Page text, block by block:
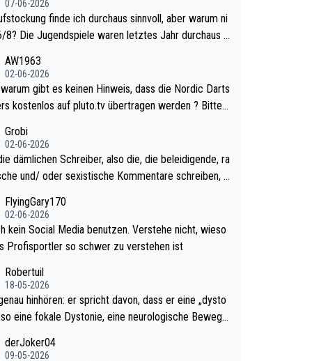
07-06-2026
finde ich durchaus sinnvoll, aber warum ni
Jahr durchaus s
Lawrie als Nummer 1 de
eh qualifiziert. Somit ändert die automatische Qualifi
Weltmeisters erstmal nichts. Ich denke sie woll
die PDC und wird wohl wenig WDF Turniere spiele
war bei Archie Self letztes Jahr der Fall. Er musste
Weltmeister durch den Qualifier und ich gla
dass Mitchel sich das (in Vegas) antun würde, w
doch eigentlich die PDC-WM als Ziel hat.
AW1963
02-06-2026
kostenlos auf pluto.tv übertragen werden ? Bitte
Grobi
02-06-2026
dämlichen Schreiber, also die, die beleidigende, ra
und/ oder sexistische Kommentare schreiben, d
Leben in den Griff kriegen. Nur eins wundert
Littler war doch neulich erst derjenige, der übe
Media GvV provoziert hat. Und Littlers Mutter schi
Finde den Fehler!
FlyingGary170
02-06-2026
kein Social Media benutzen. Verstehe nicht, wieso
Profisportler so schwer zu verstehen ist
Robertuil
18-05-2026
hinhören: er spricht davon, dass er eine „dysto
eine fokale Dystonie, eine neurologische Bewegu
werden, im Arm hat. Und, dass Medikamente ih
derJoker04
09-05-2026